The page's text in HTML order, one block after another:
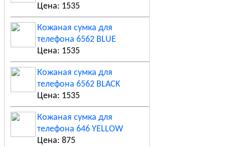
Цена: 1535
Кожаная сумка для
телефона 6562 BLUE
Цена: 1535
Кожаная сумка для
телефона 6562 BLACK
Цена: 1535
Кожаная сумка для
телефона 646 YELLOW
Цена: 875